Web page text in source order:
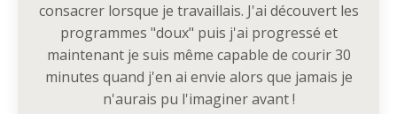
consacrer lorsque je travaillais. J'ai découvert les
programmes "doux" puis j'ai progressé et
maintenant je suis même capable de courir 30
minutes quand j'en ai envie alors que jamais je
n'aurais pu l'imaginer avant !